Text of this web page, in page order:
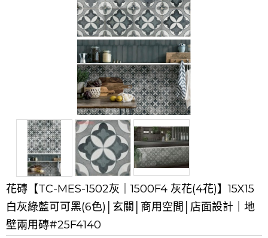
花磚【TC-MES-1502灰｜1500F4 灰花(4花)】15X15
白灰綠藍可可黑(6色)│玄關│商用空間│店面設計｜地
壁兩用磚#25F4140